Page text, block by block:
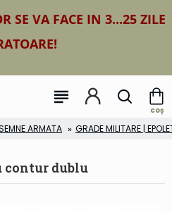
SE VA FACE IN 3...25 ZILE
ARMATA GRADE MILITARE |
contur dublu